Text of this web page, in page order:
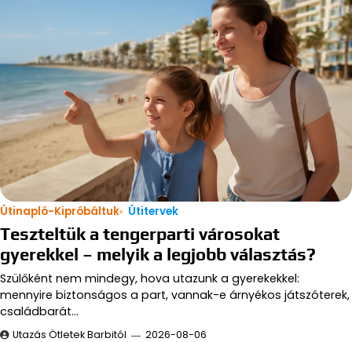
Útinapló-Kipróbáltuk Útitervek
Teszteltük a tengerparti városokat
gyerekkel – melyik a legjobb választás?
Szülőként nem mindegy, hova utazunk a gyerekekkel:
mennyire biztonságos a part, vannak-e árnyékos játszóterek,
családbarát…
Utazás Ötletek Barbitól 2026-08-06